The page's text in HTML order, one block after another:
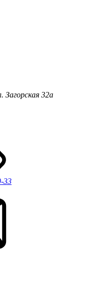
Загорская 32а
33